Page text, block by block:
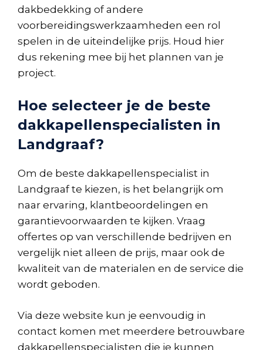
dakbedekking of andere
voorbereidingswerkzaamheden een rol
spelen in de uiteindelijke prijs. Houd hier
dus rekening mee bij het plannen van je
project.
Hoe selecteer je de beste
dakkapellenspecialisten in
Landgraaf?
Om de beste dakkapellenspecialist in
Landgraaf te kiezen, is het belangrijk om
naar ervaring, klantbeoordelingen en
garantievoorwaarden te kijken. Vraag
offertes op van verschillende bedrijven en
vergelijk niet alleen de prijs, maar ook de
kwaliteit van de materialen en de service die
wordt geboden.
Via deze website kun je eenvoudig in
contact komen met meerdere betrouwbare
dakkapellenspecialisten die je kunnen